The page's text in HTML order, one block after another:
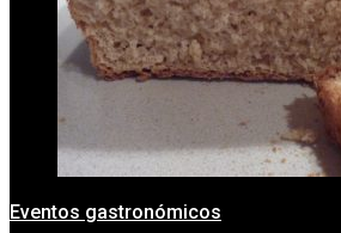
Eventos gastronómicos